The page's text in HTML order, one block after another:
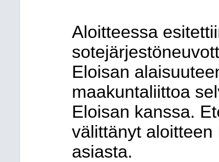
Aloitteessa
Eloisan
maakuntaliittoa
Eloisan kanssa.
välittänyt
asiasta.